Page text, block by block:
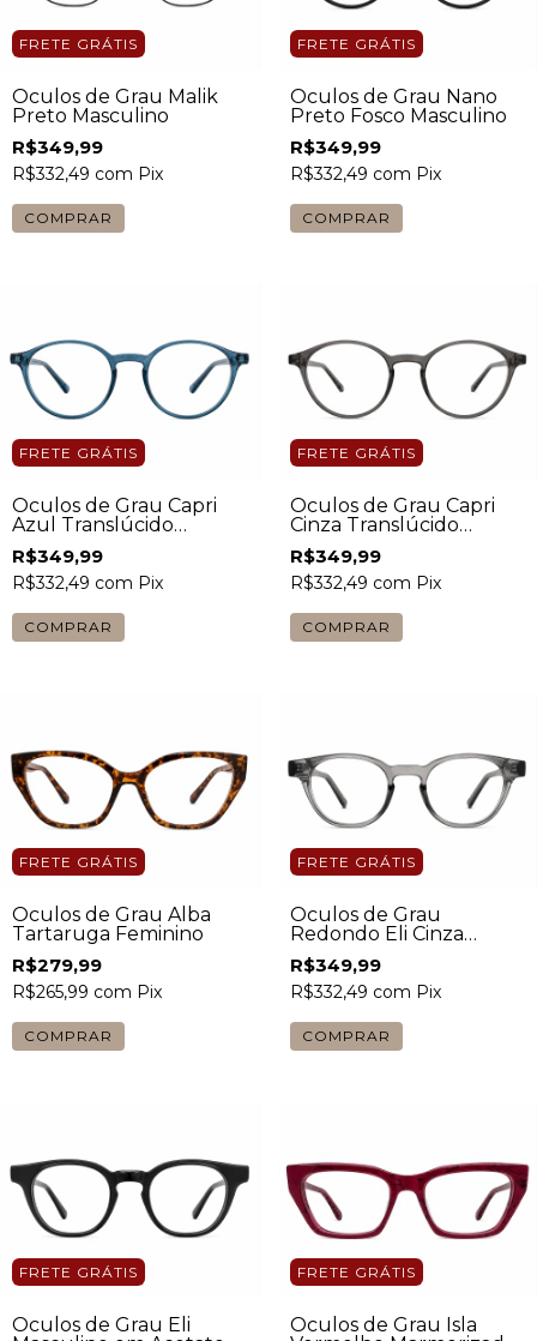
FRETE GRÁTIS
Óculos de Grau Malik
Preto Masculino
R$349,99
R$332,49 com Pix
FRETE GRÁTIS
Óculos de Grau Nano
Preto Fosco Masculino
R$349,99
R$332,49 com Pix
FRETE GRÁTIS
Óculos de Grau Capri
Azul Translúcido
Unissex
R$349,99
R$332,49 com Pix
FRETE GRÁTIS
Óculos de Grau Capri
Cinza Translúcido
Unissex
R$349,99
R$332,49 com Pix
FRETE GRÁTIS
Óculos de Grau Alba
Tartaruga Feminino
R$279,99
R$265,99 com Pix
FRETE GRÁTIS
Óculos de Grau
Redondo Eli Cinza
Masculino
R$349,99
R$332,49 com Pix
FRETE GRÁTIS
Óculos de Grau Eli
FRETE GRÁTIS
Óculos de Grau Isla